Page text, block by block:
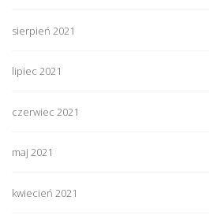
sierpień 2021
lipiec 2021
czerwiec 2021
maj 2021
kwiecień 2021